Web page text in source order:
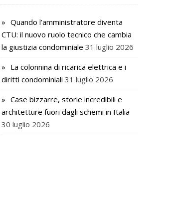
Quando l’amministratore diventa
CTU: il nuovo ruolo tecnico che cambia
la giustizia condominiale 31 luglio 2026
La colonnina di ricarica elettrica e i
diritti condominiali 31 luglio 2026
Case bizzarre, storie incredibili e
architetture fuori dagli schemi in Italia
30 luglio 2026